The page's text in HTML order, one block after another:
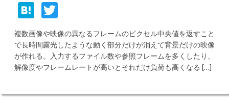
H
at
e
n
a
w
itt
er
複数画像や映像の異なるフレームのピクセル中央値を返すこと
で長時間露光したような動く部分だけが消えて背景だけの映像
が作れる。入力するファイル数や参照フレームを多くしたり、
解像度やフレームレートが高いとそれだけ負荷も高くなる […]